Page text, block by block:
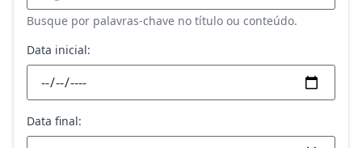
Busque por palavras-chave no título ou conteúdo.
Data inicial:
Data final: